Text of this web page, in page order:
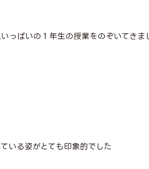
っぱいの１年生の授業をのぞいてきま
いる姿がとても印象的でした